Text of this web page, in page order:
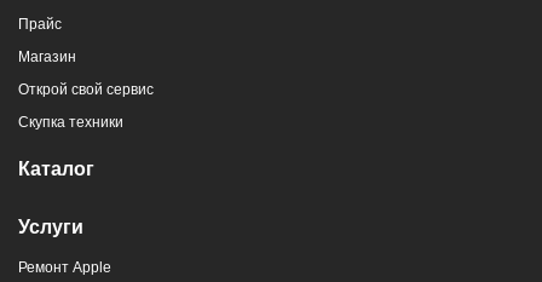
Прайс
Магазин
Открой свой сервис
Скупка техники
Каталог
Услуги
Ремонт Apple